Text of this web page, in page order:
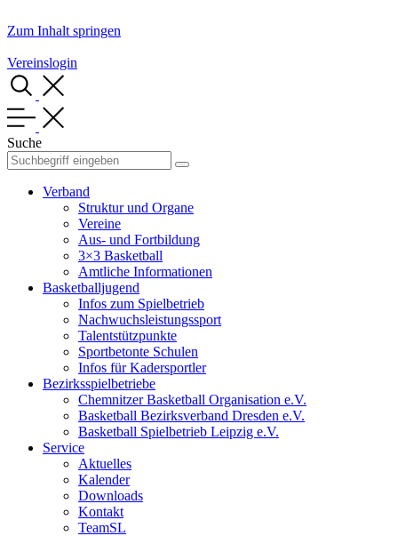
Zum Inhalt springen
Vereinslogin
Suche
Verband
Struktur und Organe
Vereine
Aus- und Fortbildung
3×3 Basketball
Amtliche Informationen
Basketballjugend
Infos zum Spielbetrieb
Nachwuchsleistungssport
Talentstützpunkte
Sportbetonte Schulen
Infos für Kadersportler
Bezirksspielbetriebe
Chemnitzer Basketball Organisation e.V.
Basketball Bezirksverband Dresden e.V.
Basketball Spielbetrieb Leipzig e.V.
Service
Aktuelles
Kalender
Downloads
Kontakt
TeamSL